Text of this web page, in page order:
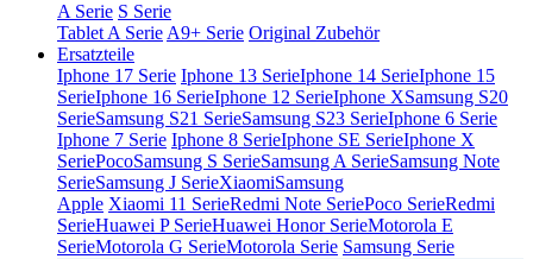
A Serie S Serie
Tablet A Serie A9+ Serie Original Zubehör
Ersatzteile
Iphone 17 Serie Iphone 13 SerieIphone 14 SerieIphone 15
SerieIphone 16 SerieIphone 12 SerieIphone XSamsung S20
SerieSamsung S21 SerieSamsung S23 SerieIphone 6 Serie
Iphone 7 Serie Iphone 8 SerieIphone SE SerieIphone X
SeriePocoSamsung S SerieSamsung A SerieSamsung Note
SerieSamsung J SerieXiaomiSamsung
Apple Xiaomi 11 SerieRedmi Note SeriePoco SerieRedmi
SerieHuawei P SerieHuawei Honor SerieMotorola E
SerieMotorola G SerieMotorola Serie Samsung Serie